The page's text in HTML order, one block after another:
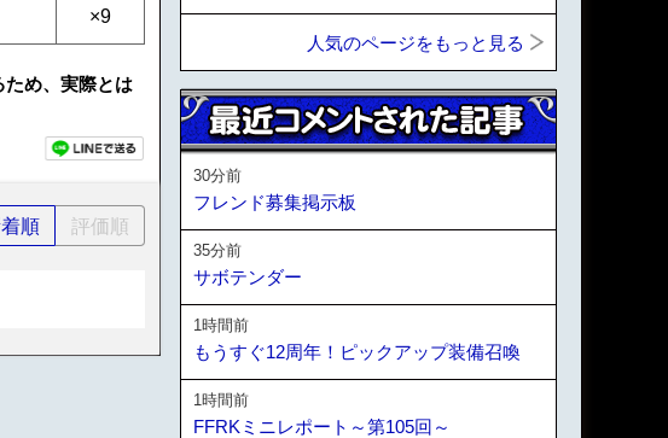
×9
め、実際とは
順 評価順
人気のページをもっと見る
30分前
フレンド募集掲示板
35分前
サボテンダー
1時間前
もうすぐ12周年！ピックアップ装備召喚
1時間前
FFRKミニレポート～第105回～